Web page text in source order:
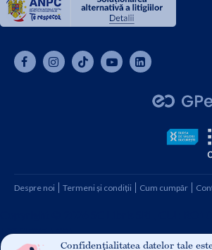
Confidențialitatea datelor tale
Despre noi Termeni și condiții Cum cumpăr
J08/1997 1991